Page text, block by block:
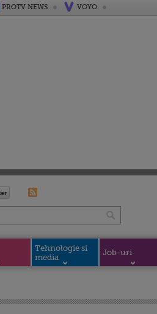
PROTV NEWS VOYO
Tehnologie si
media
Job-uri